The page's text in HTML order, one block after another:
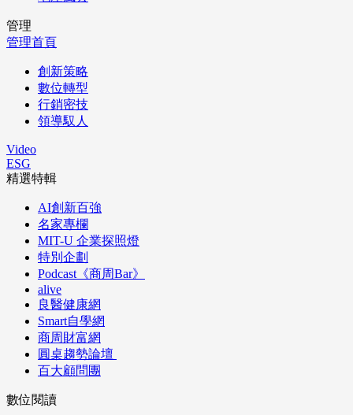
管理
管理首頁
創新策略
數位轉型
行銷密技
領導馭人
Video
ESG
精選特輯
AI創新百強
名家專欄
MIT-U 企業探照燈
特別企劃
Podcast《商周Bar》
alive
良醫健康網
Smart自學網
商周財富網
圓桌趨勢論壇
百大顧問團
數位閱讀